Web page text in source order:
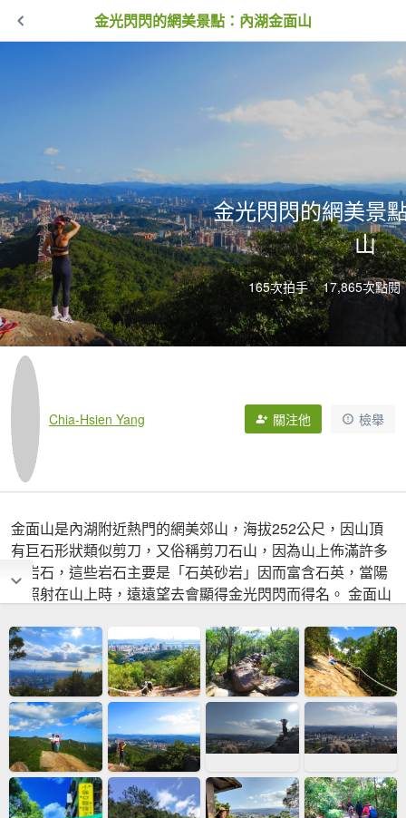
金光閃閃的網美景點：內湖金面山
金光閃閃的網美景
山
165次拍手 17,865次點閱
Chia-Hsien Yang 關注他 檢舉
金面山是內湖附近熱門的網美郊山，海拔252公尺，因山頂
有巨石形狀類似剪刀，又俗稱剪刀石山，因為山上佈滿許多
大岩石，這些岩石主要是「石英砂岩」因而富含石英，當陽
光照射在山上時，遠遠望去會顯得金光閃閃而得名。 金面山
台北市景及松山機場的飛機起降，同時這裡也是許多網美取
景打卡的熱點，許多人都喜歡站在剪刀石上拍攝居高臨下的
照片。站在懸崖高處石頭上，俯瞰山下壯麗景色，還真有種
身心靈都被療癒的感動。